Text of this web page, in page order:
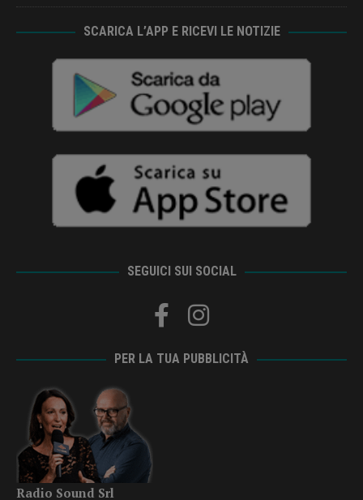
SCARICA L’APP E RICEVI LE NOTIZIE
SEGUICI SUI SOCIAL
PER LA TUA PUBBLICITÀ
Radio Sound Srl